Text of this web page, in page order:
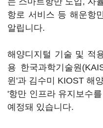
항로 서비스 등 해운항
알립니다.
해양디지털 기술 및 적
용 한국과학기술원
윈'과 김수미 KIOST 해
'항만 인프라 유지보수
예정돼 있습니다.